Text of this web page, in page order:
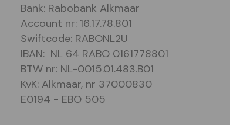
Bank: Rabobank Alkmaar
Account nr: 16.17.78.801
Swiftcode: RABONL2U
IBAN: NL 64 RABO 0161778801
BTW nr: NL-0015.01.483.B01
KvK: Alkmaar, nr 37000830
E0194 - EBO 505